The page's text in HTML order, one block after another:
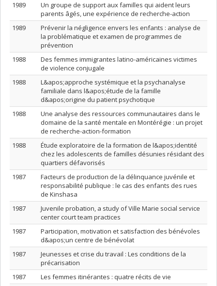
1989
Un groupe de support aux familles qui aident leurs
parents âgés, une expérience de recherche-action
1989
Prévenir la négligence envers les enfants : analyse de
la problématique et examen de programmes de
prévention
1988
Des femmes immigrantes latino-américaines victimes
de violence conjugale
1988
L&apos;approche systémique et la psychanalyse
familiale dans l&apos;étude de la famille
d&apos;origine du patient psychotique
1988
Une analyse des ressources communautaires dans le
domaine de la santé mentale en Montérégie : un projet
de recherche-action-formation
1988
Étude exploratoire de la formation de l&apos;identité
chez les adolescents de familles désunies résidant des
quartiers défavorisés
1987
Facteurs de production de la délinquance juvénile et
responsabilité publique : le cas des enfants des rues
de Kinshasa
1987
Juvenile probation, a study of Ville Marie social service
center court team practices
1987
Participation, motivation et satisfaction des bénévoles
d&apos;un centre de bénévolat
1987
Jeunesses et crise du travail : Les conditions de la
précarisation
1987
Les femmes itinérantes : quatre récits de vie